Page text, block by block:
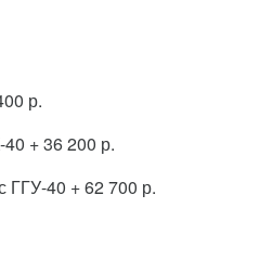
р.
+ 36 200 р.
ГГУ-40 + 62 700 р.